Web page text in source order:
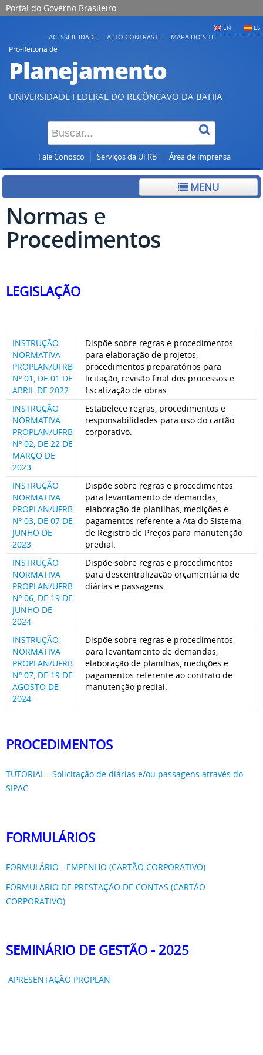
Portal do Governo Brasileiro
EN ES
ACESSIBILIDADE ALTO CONTRASTE
MAPA DO SITE
Pró-Reitoria de
Planejamento
UNIVERSIDADE FEDERAL DO RECÔNCAVO DA BAHIA
Fale Conosco Serviços da UFRB Área de Imprensa
MENU
Normas e
Procedimentos
LEGISLAÇÃO
INSTRUÇÃO
NORMATIVA
PROPLAN/UFRB
Nº 01, DE 01 DE
ABRIL DE 2022
Dispõe sobre regras e procedimentos
para elaboração de projetos,
procedimentos preparatórios para
licitação, revisão final dos processos e
fiscalização de obras.
INSTRUÇÃO
NORMATIVA
PROPLAN/UFRB
Nº 02, DE 22 DE
MARÇO DE
2023
Estabelece regras, procedimentos e
responsabilidades para uso do cartão
corporativo.
INSTRUÇÃO
NORMATIVA
PROPLAN/UFRB
Nº 03, DE 07 DE
JUNHO DE
2023
Dispõe sobre regras e procedimentos
para levantamento de demandas,
elaboração de planilhas, medições e
pagamentos referente a Ata do Sistema
de Registro de Preços para manutenção
predial.
INSTRUÇÃO
NORMATIVA
PROPLAN/UFRB
Nº 06, DE 19 DE
JUNHO DE
2024
Dispõe sobre regras e procedimentos
para descentralização orçamentária de
diárias e passagens.
INSTRUÇÃO
NORMATIVA
PROPLAN/UFRB
Nº 07, DE 19 DE
AGOSTO DE
2024
Dispõe sobre regras e procedimentos
para levantamento de demandas,
elaboração de planilhas, medições e
pagamentos referente ao contrato de
manutenção predial.
PROCEDIMENTOS
TUTORIAL - Solicitação de diárias e/ou passagens através do
SIPAC
FORMULÁRIOS
FORMULÁRIO - EMPENHO (CARTÃO CORPORATIVO)
FORMULÁRIO DE PRESTAÇÃO DE CONTAS (CARTÃO
CORPORATIVO)
SEMINÁRIO DE GESTÃO - 2025
APRESENTAÇÃO PROPLAN